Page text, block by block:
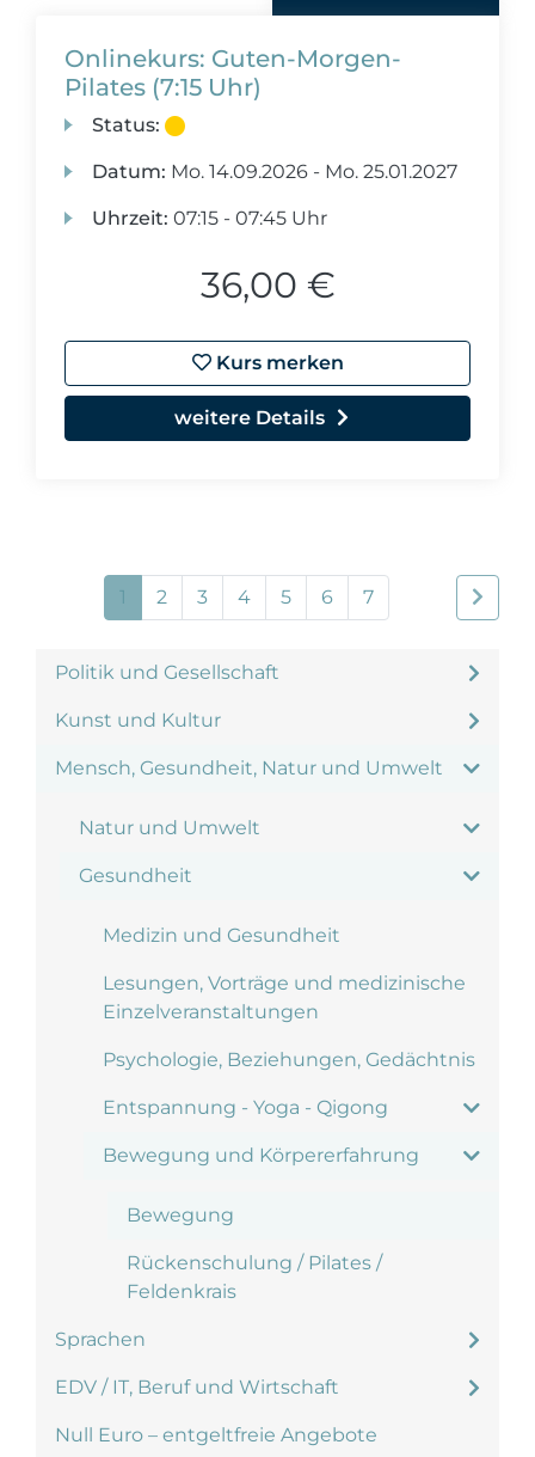
Politik und Gesellschaft
Kunst und Kultur
Mensch, Gesundheit, Natur und Umwelt
Natur und Umwelt
Gesundheit
Medizin und Gesundheit
Lesungen, Vorträge und medizinische
Einzelveranstaltungen
Psychologie, Beziehungen, Gedächtnis
Entspannung - Yoga - Qigong
Bewegung und Körpererfahrung
Bewegung
Rückenschulung / Pilates /
Feldenkrais
Sprachen
EDV / IT, Beruf und Wirtschaft
Null Euro – entgeltfreie Angebote
Onlinekurs: Guten-Morgen-
Pilates (7:15 Uhr)
Status:
Datum: Mo. 14.09.2026 - Mo. 25.01.2027
Uhrzeit: 07:15 - 07:45 Uhr
36,00 €
Kurs merken
weitere Details
1 2 3 4 5 6 7